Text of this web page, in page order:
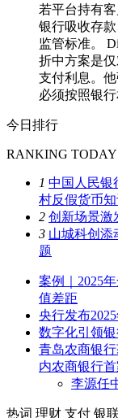
若平台持有
银行吸收存
监管标准。
折中方案是
支付利息。
必须按照银行
今日排行
RANKING TODAY
1 中国人民银
村反假货币
2 创新场景激
3 山城科创添
题
案例｜2025
值差距
央行发布
数字化引领
青岛农商银
内农商银行
李源任
热词 理财 支付 银联